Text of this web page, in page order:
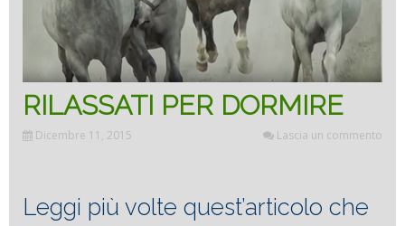
RILASSATI PER DORMIRE
Dicembre 11, 2015 Lascia un commento
Leggi più volte quest’articolo che